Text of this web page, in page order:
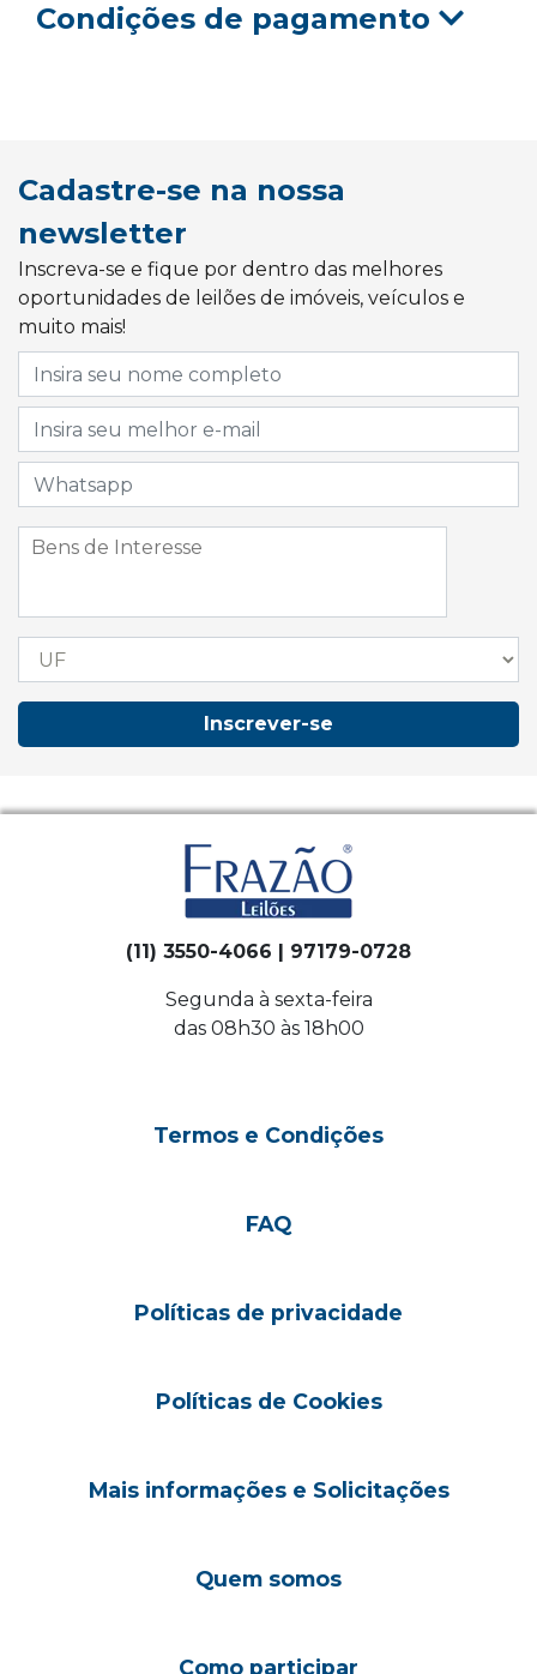
Condições de pagamento
Cadastre-se na nossa
newsletter
Inscreva-se e fique por dentro das melhores
oportunidades de leilões de imóveis, veículos e
muito mais!
Inscrever-se
(11) 3550-4066 | 97179-0728
Segunda à sexta-feira
das 08h30 às 18h00
Termos e Condições
FAQ
Políticas de privacidade
Políticas de Cookies
Mais informações e Solicitações
Quem somos
Como participar